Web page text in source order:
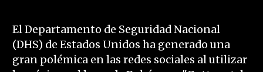
El Departamento de Seguridad Nacional
(DHS) de Estados Unidos ha generado una
gran polémica en las redes sociales al utilizar